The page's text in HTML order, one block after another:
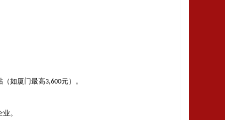
（如厦门最高3,600元）‌。
业‌。